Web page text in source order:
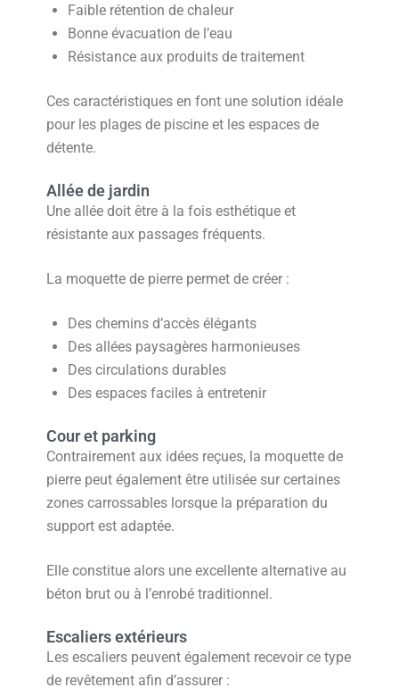
Faible rétention de chaleur
Bonne évacuation de l’eau
Résistance aux produits de traitement
Ces caractéristiques en font une solution idéale
pour les plages de piscine et les espaces de
détente.
Allée de jardin
Une allée doit être à la fois esthétique et
résistante aux passages fréquents.
La moquette de pierre permet de créer :
Des chemins d’accès élégants
Des allées paysagères harmonieuses
Des circulations durables
Des espaces faciles à entretenir
Cour et parking
Contrairement aux idées reçues, la moquette de
pierre peut également être utilisée sur certaines
zones carrossables lorsque la préparation du
support est adaptée.
Elle constitue alors une excellente alternative au
béton brut ou à l’enrobé traditionnel.
Escaliers extérieurs
Les escaliers peuvent également recevoir ce type
de revêtement afin d’assurer :